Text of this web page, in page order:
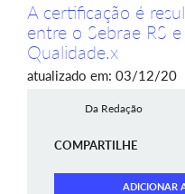
A certificação é
entre o Sebrae RS
Qualidade.x
atualizado em: 03/12/20
Da Redação
COMPARTILHE
ADICIONAR